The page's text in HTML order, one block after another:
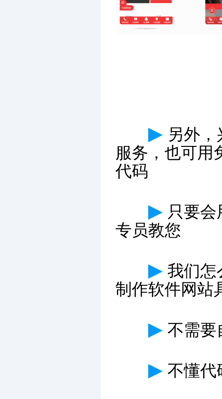
▶ 另外
服务，也可用
代码
▶ 只要
专员教您
▶ 我们怎
制作软件网站
▶ 不需要
▶ 不懂代